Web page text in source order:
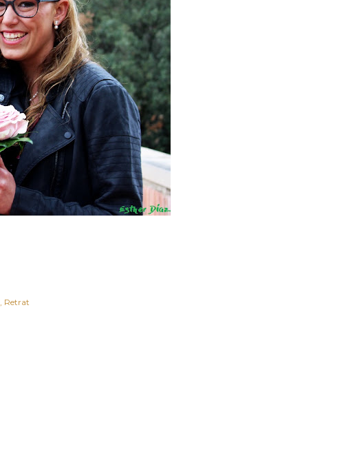
Retrat